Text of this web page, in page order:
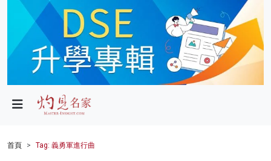
政局
財經
首頁 Tag: 義勇軍進行曲